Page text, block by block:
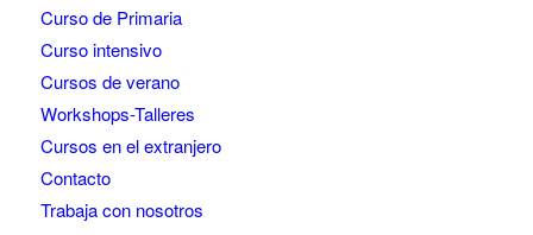
Curso de Primaria
Curso intensivo
Cursos de verano
Workshops-Talleres
Cursos en el extranjero
Contacto
Trabaja con nosotros